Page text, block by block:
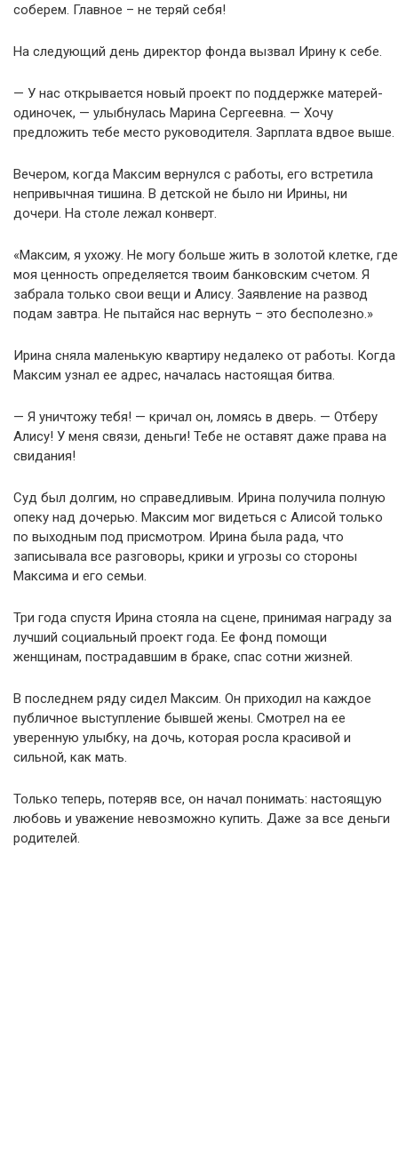
соберем. Главное – не теряй себя!
На следующий день директор фонда вызвал Ирину к себе.
— У нас открывается новый проект по поддержке матерей-
одиночек, — улыбнулась Марина Сергеевна. — Хочу
предложить тебе место руководителя. Зарплата вдвое выше.
Вечером, когда Максим вернулся с работы, его встретила
непривычная тишина. В детской не было ни Ирины, ни
дочери. На столе лежал конверт.
«Максим, я ухожу. Не могу больше жить в золотой клетке, где
моя ценность определяется твоим банковским счетом. Я
забрала только свои вещи и Алису. Заявление на развод
подам завтра. Не пытайся нас вернуть – это бесполезно.»
Ирина сняла маленькую квартиру недалеко от работы. Когда
Максим узнал ее адрес, началась настоящая битва.
— Я уничтожу тебя! — кричал он, ломясь в дверь. — Отберу
Алису! У меня связи, деньги! Тебе не оставят даже права на
свидания!
Суд был долгим, но справедливым. Ирина получила полную
опеку над дочерью. Максим мог видеться с Алисой только
по выходным под присмотром. Ирина была рада, что
записывала все разговоры, крики и угрозы со стороны
Максима и его семьи.
Три года спустя Ирина стояла на сцене, принимая награду за
лучший социальный проект года. Ее фонд помощи
женщинам, пострадавшим в браке, спас сотни жизней.
В последнем ряду сидел Максим. Он приходил на каждое
публичное выступление бывшей жены. Смотрел на ее
уверенную улыбку, на дочь, которая росла красивой и
сильной, как мать.
Только теперь, потеряв все, он начал понимать: настоящую
любовь и уважение невозможно купить. Даже за все деньги
родителей.